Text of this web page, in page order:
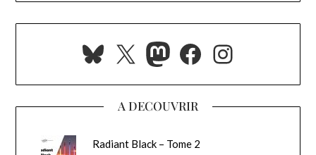
Bluesky
X Mastodon
Facebook
A DECOUVRIR
Radiant Black – Tome 2